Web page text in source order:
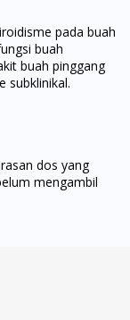
pada buah
buah
buah pinggang
subklinikal.
dos yang
mengambil